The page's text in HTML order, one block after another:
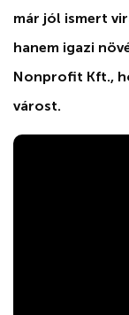
már jól ismert
hanem igazi
Nonprofit Kft.,
várost.